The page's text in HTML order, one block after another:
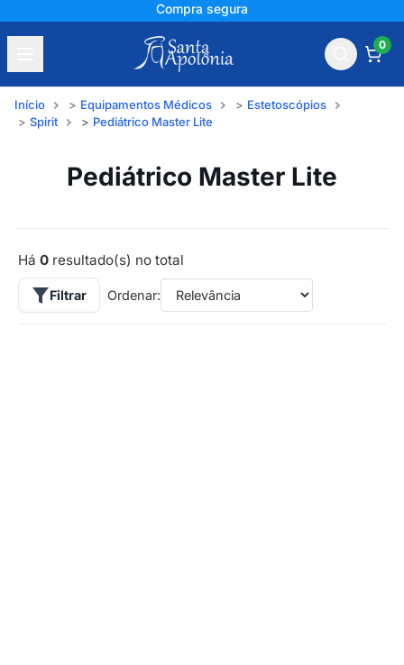
Compra segura
0
Início Equipamentos Médicos
Estetoscópios
Spirit
Pediátrico Master Lite
Pediátrico Master Lite
Há 0 resultado(s) no total
Filtrar Ordenar: